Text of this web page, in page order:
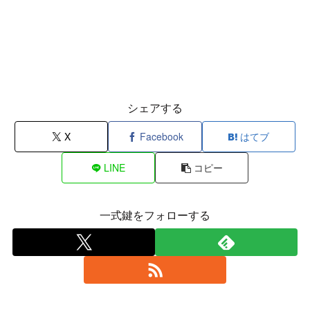
シェアする
X Facebook はてブ
LINE コピー
一式鍵をフォローする